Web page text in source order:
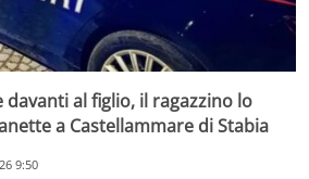
davanti al figlio, il ragazzino lo
a Castellammare di Stabia
9:50